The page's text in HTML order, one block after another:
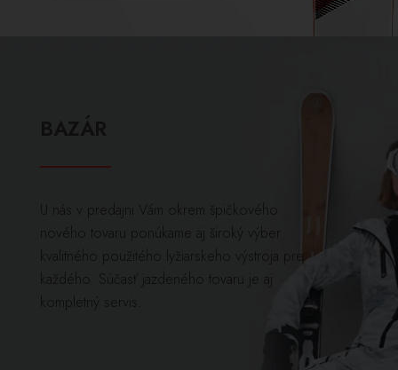
U nás v predajni Vám okrem špičkového
nového tovaru ponúkame aj široký výber
kvalitného použitého lyžiarskeho výstroja pre
každého. Súčasť jazdeného tovaru je aj
kompletný servis.